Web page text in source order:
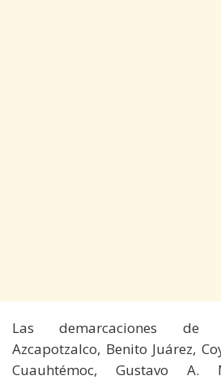
Las demarcaciones de
Azcapotzalco, Benito Juárez,
Cuauhtémoc, Gustavo A.